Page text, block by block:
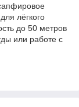
лёгкого
до 50 метров
или работе с